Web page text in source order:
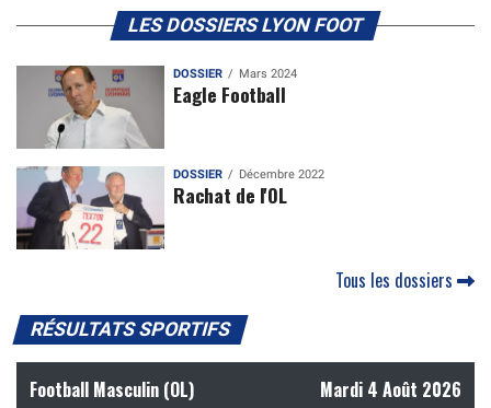
LES DOSSIERS LYON FOOT
DOSSIER Mars 2024
Eagle Football
DOSSIER Décembre 2022
Rachat de l'OL
Tous les dossiers
RÉSULTATS SPORTIFS
Football Masculin (OL) Mardi 4 Août 2026